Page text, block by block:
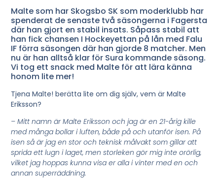
Malte som har Skogsbo SK som moderklubb har
spenderat de senaste två säsongerna i Fagersta
där han gjort en stabil insats. Såpass stabil att
han fick chansen I Hockeyettan på lån med Falu
IF förra säsongen där han gjorde 8 matcher. Men
nu är han alltså klar för Sura kommande säsong.
Vi tog ett snack med Malte för att lära känna
honom lite mer!
Tjena Malte! berätta lite om dig själv, vem är Malte
Eriksson?
– Mitt namn är Malte Eriksson och jag är en 21-årig kille
med många bollar i luften, både på och utanför isen. På
isen så är jag en stor och teknisk målvakt som gillar att
sprida ett lugn i laget, men storleken gör mig inte orörlig,
vilket jag hoppas kunna visa er alla i vinter med en och
annan superräddning.